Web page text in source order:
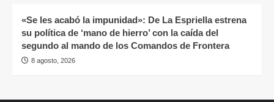
«Se les acabó la impunidad»: De La Espriella estrena
su política de ‘mano de hierro’ con la caída del
segundo al mando de los Comandos de Frontera
8 agosto, 2026